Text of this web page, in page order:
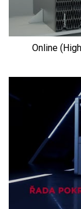
Online